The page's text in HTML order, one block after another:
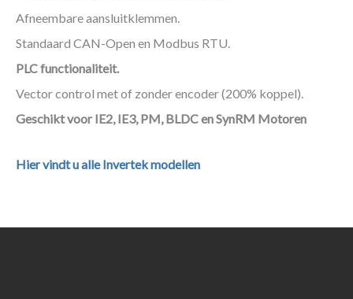
Afneembare aansluitklemmen.
Standaard CAN-Open en Modbus RTU.
PLC functionaliteit.
Vector control met of zonder encoder (200% koppel).
Geschikt voor IE2, IE3, PM, BLDC en SynRM Motoren
Hier vindt u alle Invertek modellen